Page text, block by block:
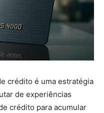
crédito é uma estratégia
de experiências
crédito para acumular